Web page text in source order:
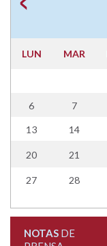
LUN MAR
6 7
13 14
20 21
27 28
NOTASDE